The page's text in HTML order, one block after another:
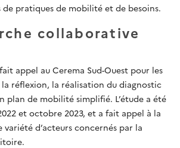
pratiques de mobilité et de besoins.
collaborative
appel au Cerema Sud-Ouest pour les
réflexion, la réalisation du diagnostic
plan de mobilité simplifié. L’étude a été
et octobre 2023, et a fait appel à la
d’acteurs concernés par la